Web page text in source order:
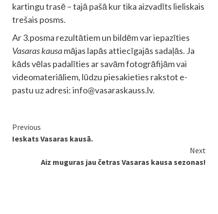
kartingu trasē – tajā pašā kur tika aizvadīts lieliskais
trešais posms.
Ar 3.posma rezultātiem un bildēm var iepazīties
Vasaras kausamājas lapās attiecīgajās sadaļās. Ja
kāds vēlas padalīties ar savām fotogrāfijām vai
videomateriāliem, lūdzu piesakieties rakstot e-
pastu uz adresi:info@vasaraskauss.lv.
Continue
Reading
Previous
Ieskats Vasaras kausā.
Next
Aiz muguras jau četras Vasaras kausa sezonas!